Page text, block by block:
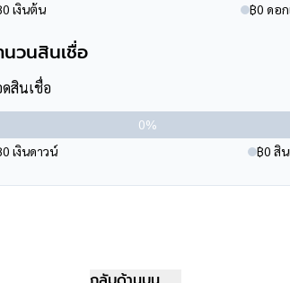
วัดพระนอน
(หมู่บ้านบัวทองเคหะ-เทเวศร์)
110 % ที่สำคัญคือ ฟรีค่ะ
4465,02-494-9187
เงินต้น
฿0 ดอ
นวนสินเชื่อ
สินเชื่อ
0%
เงินดาวน์
฿0 สิ